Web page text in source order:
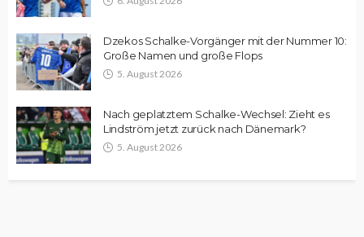
Dzekos Schalke-Vorgänger mit der Nummer 10:
Große Namen und große Flops
5. August 2026
Nach geplatztem Schalke-Wechsel: Zieht es
Lindström jetzt zurück nach Dänemark?
5. August 2026